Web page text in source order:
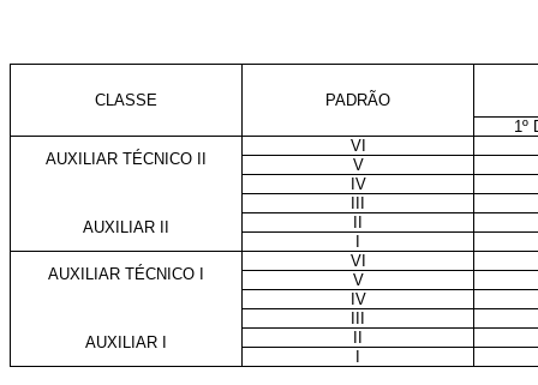
CLASSE
PADRÃO
1º
AUXILIAR TÉCNICO II
AUXILIAR II
VI
V
IV
AUXILIAR TÉCNICO I
AUXILIAR I
VI
V
IV